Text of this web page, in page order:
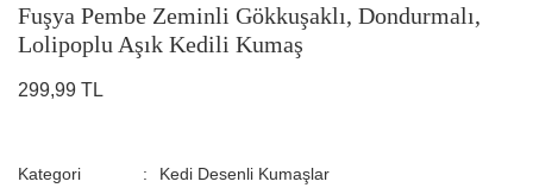
Fuşya Pembe Zeminli Gökkuşaklı, Dondurmalı,
Lolipoplu Aşık Kedili Kumaş
299,99 TL
Kategori
Kedi Desenli Kumaşlar